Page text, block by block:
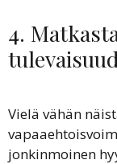
4.
Vielä vähän
jonkinmoinen